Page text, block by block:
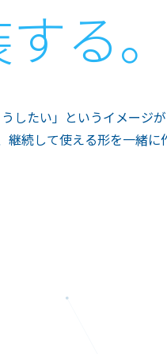
る。
したい」というイメージが
続して使える形を一緒に